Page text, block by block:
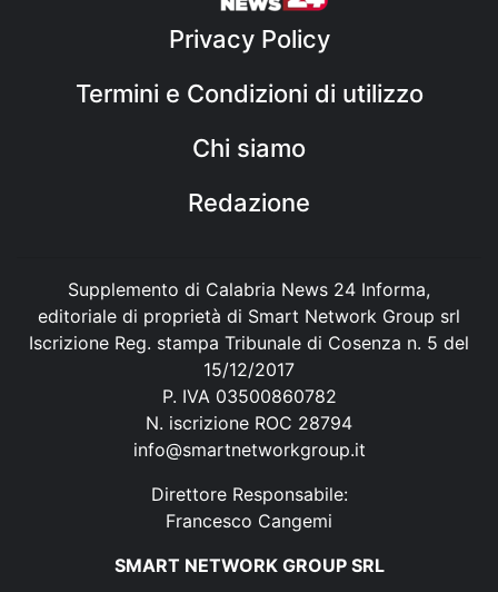
Privacy Policy
Termini e Condizioni di utilizzo
Chi siamo
Redazione
Supplemento di Calabria News 24 Informa,
editoriale di proprietà di Smart Network Group srl
Iscrizione Reg. stampa Tribunale di Cosenza n. 5 del
15/12/2017
P. IVA 03500860782
N. iscrizione ROC 28794
info@smartnetworkgroup.it
Direttore Responsabile:
Francesco Cangemi
SMART NETWORK GROUP SRL